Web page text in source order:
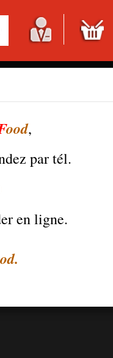
HUMMERS
PANINIS
TACOS